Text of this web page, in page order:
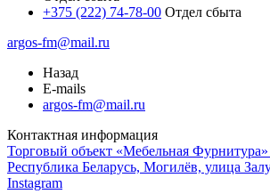
+375 (222) 74-78-00 Отдел сбыта
argos-fm@mail.ru
Назад
E-mails
argos-fm@mail.ru
Контактная информация
Торговый объект «Мебельная Фурнитура»
Республика Беларусь, Могилёв, улица
Instagram